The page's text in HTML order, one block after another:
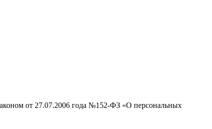
от 27.07.2006 года №152-ФЗ «О персональных